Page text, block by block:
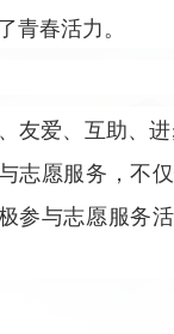
春活力。
爱、互助、进
志愿服务，不
参与志愿服务